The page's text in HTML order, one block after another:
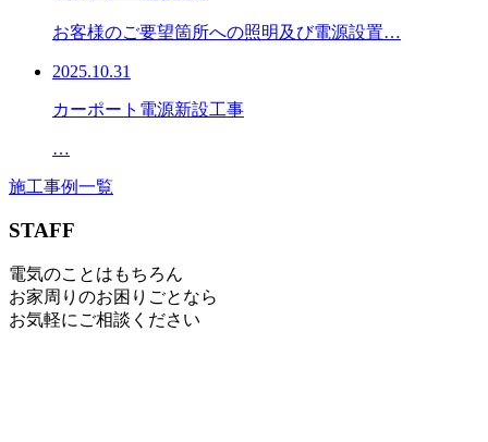
お客様のご要望箇所への照明及び電源設置…
2025.10.31
カーポート電源新設工事
…
施工事例一覧
STAFF
電気のことはもちろん
お家周りのお困りごとなら
お気軽にご相談ください